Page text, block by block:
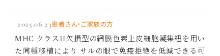
2025.06.23患者さん・ご家族の方
MHC クラスII欠損型の網膜色素上皮細胞凝集紐を用い
た同種移植により サルの眼で免疫拒絶を低減できる可